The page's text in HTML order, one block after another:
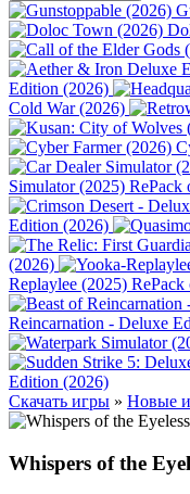
Edition (2026)
Cold War (2026)
Simulator (2025) RePack
Edition (2026)
(2026)
Replaylee (2025)
Reincarnation - Deluxe
Edition (2026)
Скачать игры » Новые
Whispers of the